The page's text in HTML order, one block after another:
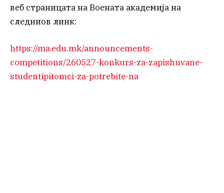
веб страницата на Воената академија на
следниов линк:
https://ma.edu.mk/announcements-
competitions/260527-konkurs-za-zapishuvane-
studentipitomci-za-potrebite-na